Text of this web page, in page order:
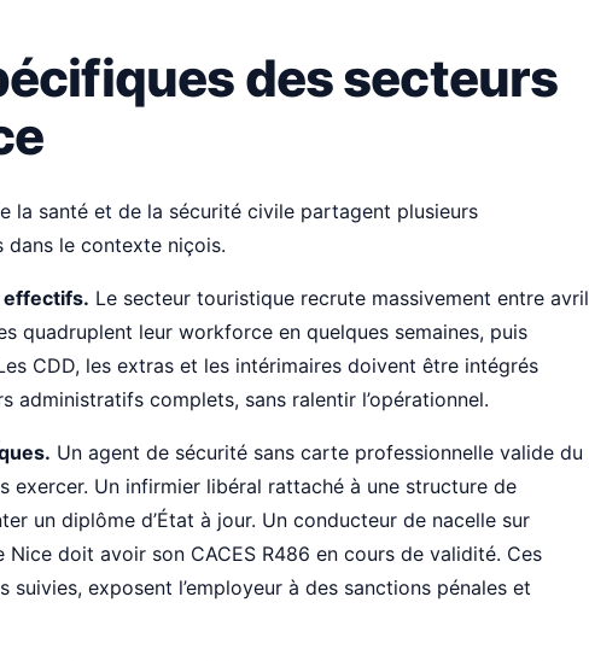
des secteurs
la santé et de la sécurité civile partagent plusieurs
dans le contexte niçois.
effectifs. Le secteur touristique recrute massivement entre avril
quadruplent leur workforce en quelques semaines, puis
CDD, les extras et les intérimaires doivent être intégrés
administratifs complets, sans ralentir l’opérationnel.
Un agent de sécurité sans carte professionnelle valide du
exercer. Un infirmier libéral rattaché à une structure de
un diplôme d’État à jour. Un conducteur de nacelle sur
doit avoir son CACES R486 en cours de validité. Ces
suivies, exposent l’employeur à des sanctions pénales et